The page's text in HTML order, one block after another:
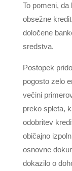
To pomeni,
obsežne
določene
sredstva.
Postopek
pogosto zelo
večini
preko spleta,
odobritev
običajno
osnovne
dokazilo o